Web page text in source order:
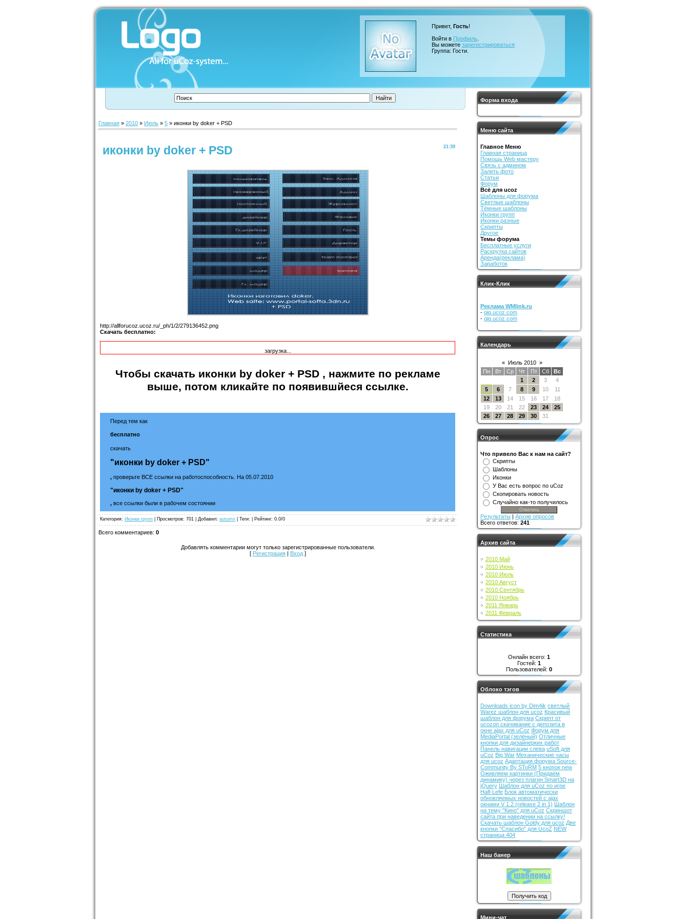
Привет, Гость!
Войти в Профиль
Вы можете зарегестрироваться
Группа: Гости.
Форма входа
Меню сайта
Главное Меню
Главная страница
Помощь Web мастеру
Связь с админом
Залить фото
Статьи
Форум
Всё для ucoz
Шаблоны для форума
Светлые шаблоны
Тёмные шаблоны
Иконки групп
Иконки разные
Скрипты
Другое
Темы форума
Бесплатные услуги
Раскрутка сайтов
Аренда(реклама)
Заработок
Клик-Клик
Реклама WMlink.ru
- qiq.ucoz.com
- qiq.ucoz.com
Календарь
« Июль 2010 »
Пн
Вт Ср Чт Пт Сб
Вс
1
2 3
4
5
6 7 8 9 10
11
12
13 14 15 16 17
18
19
20 21 22 23 24
25
26
27 28 29 30 31
Опрос
Что привело Вас к нам на сайт?
Скрипты
Шаблоны
Иконки
У Вас есть вопрос по uCoz
Скопировать новость
Случайно как-то получилось
Результаты | Архив опросов
Всего ответов: 241
Архив сайта
2010 Май
2010 Июнь
2010 Июль
2010 Август
2010 Сентябрь
2010 Ноябрь
2011 Январь
2011 Февраль
Статистика
Онлайн всего: 1
Гостей: 1
Пользователей: 0
Облоко тэгов
Downloads icon by Dim4ik светлый
Warez шаблон для ucoz Красивый
шаблон для форума Скрипт от
ucozon скачивание с депозита в
окне ajax для uCoz Форум для
MediaPortal (зелёный) Отличные
кнопки для дизайнерких работ
Панель навигации слева uSoft для
uCoz Big War Механические часы
для ucoz Адаптация форума Source-
Community By SToRM 5 кнопок new
Оживляем картинки (Придаём
динамику) через плагин Smart3D на
jQuery Шаблон для uCoz по игре
Half-Lefe Блок автоматически
обновляемых новостей с ajax
окнами V 1.2 (release 2 in 1) Шаблон
на тему "Кино" для uCoz Скриншот
сайта при наведении на ссылку!
Скачать шаблон Goldy для ucoz Две
кнопки "Спасибо" для UcoZ NEW
страница 404
Наш банер
Мини-чат
Главная » 2010 » Июль » 5 » иконки by doker + PSD
21:39
иконки by doker + PSD
http://allforucoz.ucoz.ru/_ph/1/2/279136452.png
Скачать бесплатно:
загрузка...
Чтобы скачать иконки by doker + PSD, нажмите по рекламе
выше, потом кликайте по появившйеся ссылке.
Перед тем как
бесплатно
скачать
"иконки by doker + PSD"
, проверьте ВСЕ ссылки на работоспособность. На 05.07.2010
"иконки by doker + PSD"
, все ссылки были в рабочем состоянии
Категория: Иконки групп Просмотров: 701 | Добавил: autumn | Теги: | Рейтинг: 0.0/0
Всего комментариев: 0
Добавлять комментарии могут только зарегистрированные пользователи.
[ Регистрация | Вход ]